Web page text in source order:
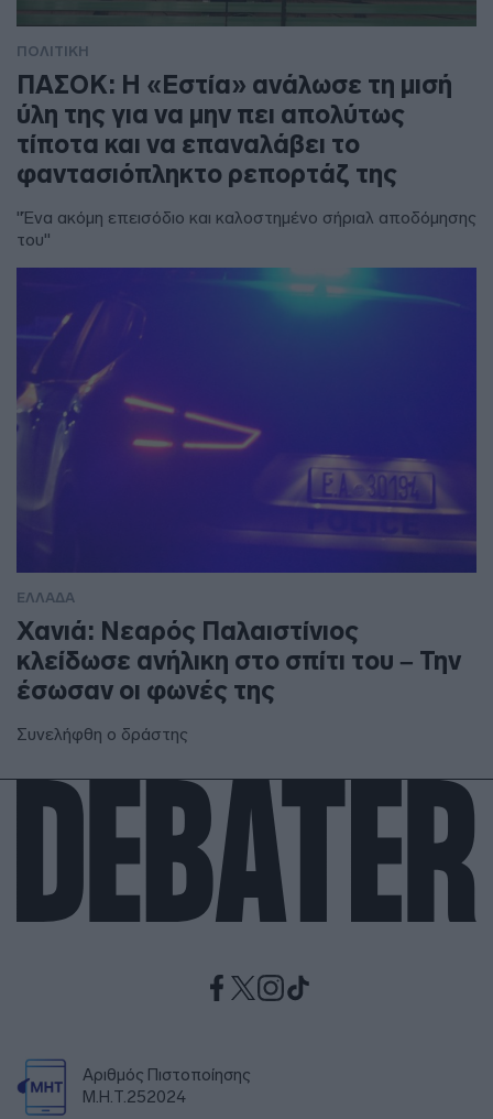
ΠΟΛΙΤΙΚΗ
ΠΑΣΟΚ: Η «Εστία» ανάλωσε τη μισή
ύλη της για να μην πει απολύτως
τίποτα και να επαναλάβει το
φαντασιόπληκτο ρεπορτάζ της
"Ένα ακόμη επεισόδιο και καλοστημένο σήριαλ αποδόμησης
του"
ΕΛΛΑΔΑ
Χανιά: Νεαρός Παλαιστίνιος
κλείδωσε ανήλικη στο σπίτι του – Την
έσωσαν οι φωνές της
Συνελήφθη ο δράστης
Αριθμός Πιστοποίησης
Μ.Η.Τ.252024